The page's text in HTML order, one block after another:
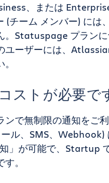
、または
チーム メンバー) には
。Statuspage プラン
ユーザーには、
ストが必要で
ンで無制限の通知をご
ル、SMS、Webhook)
」が可能で、Startup
。